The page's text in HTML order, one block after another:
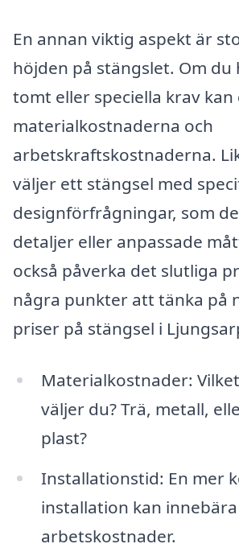
En annan viktig aspekt är
höjden på stängslet. Om du
tomt eller speciella krav kan
materialkostnaderna och
arbetskraftskostnaderna.
väljer ett stängsel med
designförfrågningar, som
detaljer eller anpassade
också påverka det slutliga
några punkter att tänka på
priser på stängsel i
Materialkostnader:
väljer du? Trä, metall,
plast?
Installationstid: En mer
installation kan
arbetskostnader.